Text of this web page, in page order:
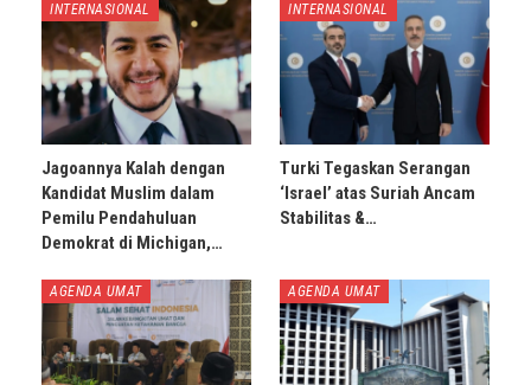
INTERNASIONAL
Jagoannya Kalah dengan
Kandidat Muslim dalam
Pemilu Pendahuluan
Demokrat di Michigan,…
INTERNASIONAL
Turki Tegaskan Serangan
‘Israel’ atas Suriah Ancam
Stabilitas &…
AGENDA UMAT AGENDA UMAT